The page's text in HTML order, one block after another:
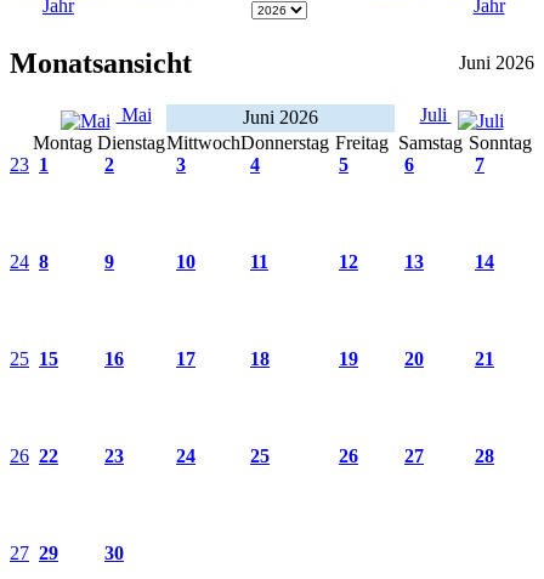
Monatsansicht Juni 2026
Mai Juni 2026
Juli
Montag DienstagMittwochDonnerstag Freitag Samstag Sonntag
23 1 2 3 4 5 6 7
24 8 9 10 11 12 13 14
25 15 16 17 18 19 20 21
26 22 23 24 25 26 27 28
27 29
30